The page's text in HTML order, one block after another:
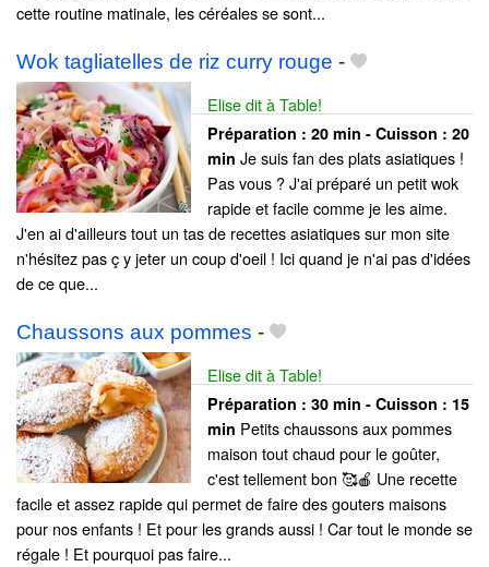
cette routine matinale, les céréales se sont...
Wok tagliatelles de riz curry rouge -
Elise dit à Table!
Préparation : 20 min - Cuisson : 20
min Je suis fan des plats asiatiques !
Pas vous ? J'ai préparé un petit wok
rapide et facile comme je les aime.
J'en ai d'ailleurs tout un tas de recettes asiatiques sur mon site
n'hésitez pas ç y jeter un coup d'oeil ! Ici quand je n'ai pas d'idées
de ce que...
Chaussons aux pommes -
Elise dit à Table!
Préparation : 30 min - Cuisson : 15
min Petits chaussons aux pommes
maison tout chaud pour le goûter,
c'est tellement bon 🥰🍎 Une recette
facile et assez rapide qui permet de faire des gouters maisons
pour nos enfants ! Et pour les grands aussi ! Car tout le monde se
régale ! Et pourquoi pas faire...